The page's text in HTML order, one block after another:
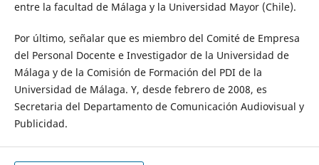
entre la facultad de Málaga y la Universidad Mayor (Chile).
Por último, señalar que es miembro del Comité de Empresa
del Personal Docente e Investigador de la Universidad de
Málaga y de la Comisión de Formación del PDI de la
Universidad de Málaga. Y, desde febrero de 2008, es
Secretaria del Departamento de Comunicación Audiovisual y
Publicidad.